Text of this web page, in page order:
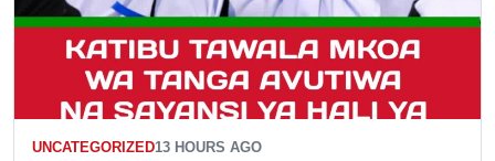
UNCATEGORIZED13 HOURS AGO